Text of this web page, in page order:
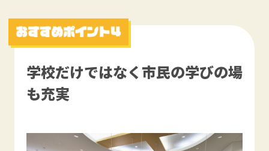
学校だけではなく市民の学びの場
も充実